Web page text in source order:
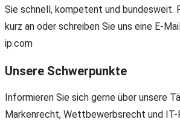
Sie schnell, kompetent und bundesweit.
kurz an oder schreiben Sie uns eine E-
ip.com
Unsere Schwerpunkte
Informieren Sie sich gerne über unsere
Markenrecht, Wettbewerbsrecht und IT-